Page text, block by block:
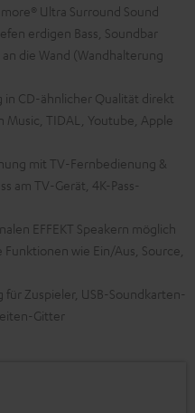
Ultra Surround Sound
erdigen Bass, Soundbar
die Wand (Wandhalterung
in CD-ähnlicher Qualität direkt
Music, TIDAL, Youtube, Apple
mit TV-Fernbedienung &
am TV-Gerät, 4K-Pass-
EFFEKT Speakern möglich
wie Ein/Aus, Source,
für Zuspieler, USB-Soundkarten-
Gitter